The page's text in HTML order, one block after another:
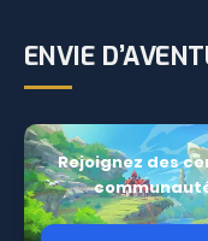
ENVIE
Rejoignez des